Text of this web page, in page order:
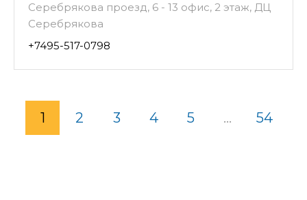
Серебрякова проезд, 6 - 13 офис, 2 этаж, ДЦ
Серебрякова
+7495-517-0798
1 2 3 4 5 ... 54